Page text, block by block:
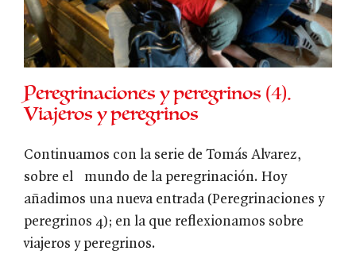
Peregrinaciones y peregrinos (4).
Viajeros y peregrinos
Continuamos con la serie de Tomás Alvarez,
sobre el mundo de la peregrinación. Hoy
añadimos una nueva entrada (Peregrinaciones y
peregrinos 4); en la que reflexionamos sobre
viajeros y peregrinos.